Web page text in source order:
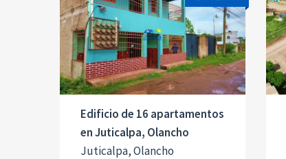
Edificio de 16 apartamentos
en Juticalpa, Olancho
Juticalpa, Olancho